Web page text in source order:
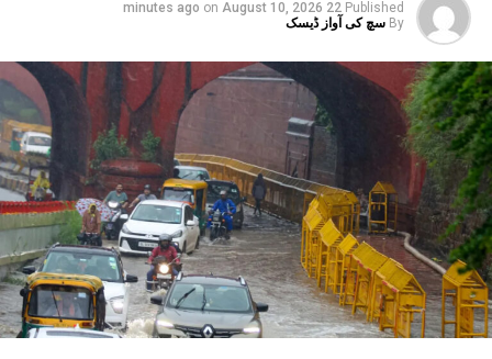
ملیہ اسلامیہ میں مذاکرہ اور انٹرایکٹو سیشن کا
DON'T MISS
ناری شکتی وندن بل،خواتین کی سیاسی شراکت کو
بڑھانے کا تاریخی قدم :ریکھا گپتا
Published
22 minutes ago
on August 10, 2026
By سچ کی آواز ڈیسک